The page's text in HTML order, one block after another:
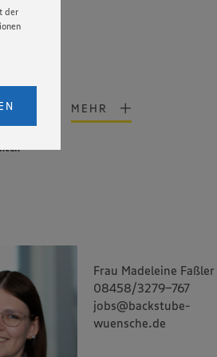
der
1
MEHR
Frau Madeleine Faßler
08458/3279-767
jobs@backstube-
wuensche.de